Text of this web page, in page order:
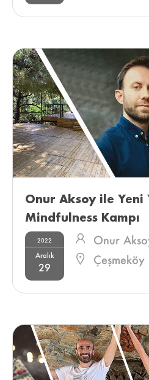
Onur Aksoy ile Yeni
Mindfulness Kampı
2022
Aralık
29
Onur
Çeşmeköy